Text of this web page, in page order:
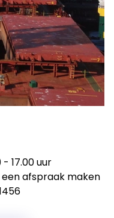
17.00 uur
afspraak maken